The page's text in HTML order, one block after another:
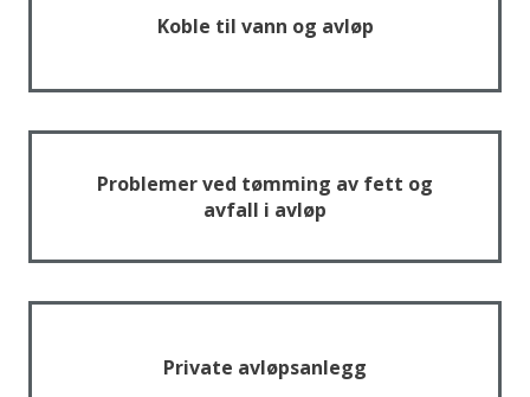
Koble til vann og avløp
Problemer ved tømming av fett og
avfall i avløp
Private avløpsanlegg